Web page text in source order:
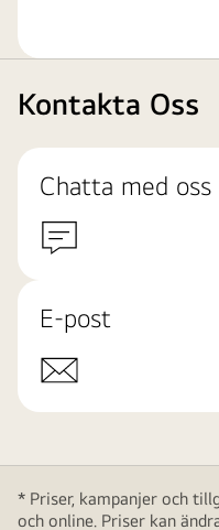
Kontakta Oss
Chatta med oss
E-post
* Priser, kampanjer och
och online. Priser kan